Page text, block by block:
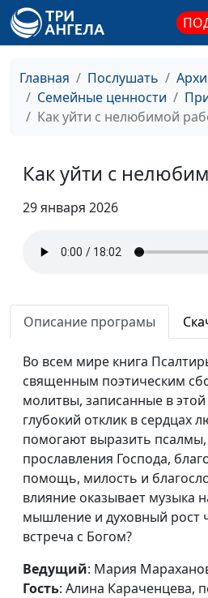
Главная Послушать
Семейные ценности
Как уйти с нелюбимой
Как уйти с
29 января 2026
Описание програмы
Во всем мире книга
священным поэтическим
молитвы, записанные в этой
глубокий отклик в сердцах
помогают выразить
прославления Господа,
помощь, милость и
влияние оказывает музыка
мышление и духовный рост
встреча с Богом?
Ведущий: Мария
Гость: Алина Караченцева,
по мелочам
Ненавижу выходные! Это
нормально?
Пустота души: причины
внутреннего
дискомфорта
Почему я чувствую себя
старым в 25 лет?
Как выключить режим